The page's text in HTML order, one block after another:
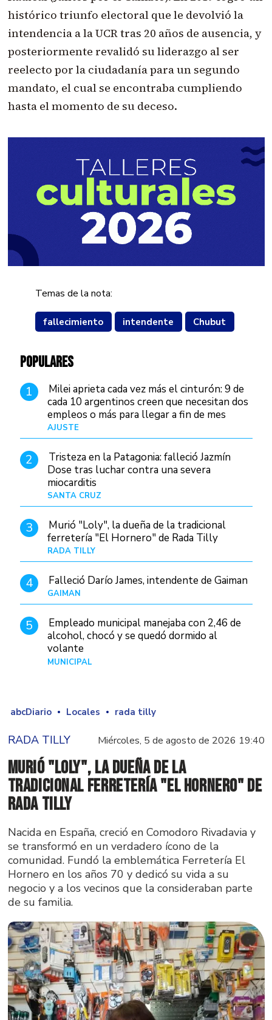
histórico triunfo electoral que le devolvió la
intendencia a la UCR tras 20 años de ausencia, y
posteriormente revalidó su liderazgo al ser
reelecto por la ciudadanía para un segundo
mandato, el cual se encontraba cumpliendo
hasta el momento de su deceso.
Temas de la nota:
fallecimiento intendente Chubut
POPULARES
1
Milei aprieta cada vez más el cinturón: 9 de
cada 10 argentinos creen que necesitan dos
empleos o más para llegar a fin de mes
AJUSTE
2
Tristeza en la Patagonia: falleció Jazmín
Dose tras luchar contra una severa
miocarditis
SANTA CRUZ
3
Murió "Loly", la dueña de la tradicional
ferretería "El Hornero" de Rada Tilly
RADA TILLY
4 Falleció Darío James, intendente de Gaiman
GAIMAN
5
Empleado municipal manejaba con 2,46 de
alcohol, chocó y se quedó dormido al
volante
MUNICIPAL
abcDiario Locales rada tilly
RADA TILLY Miércoles, 5 de agosto de 2026 19:40
Murió "Loly", la dueña de la
tradicional ferretería "El Hornero" de
Rada Tilly
Nacida en España, creció en Comodoro Rivadavia y
se transformó en un verdadero ícono de la
comunidad. Fundó la emblemática Ferretería El
Hornero en los años 70 y dedicó su vida a su
negocio y a los vecinos que la consideraban parte
de su familia.